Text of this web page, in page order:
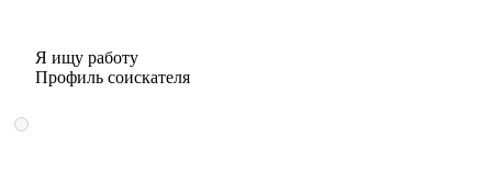
Я ищу работу
Профиль соискателя